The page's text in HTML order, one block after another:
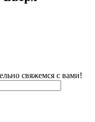
свяжемся с вами!